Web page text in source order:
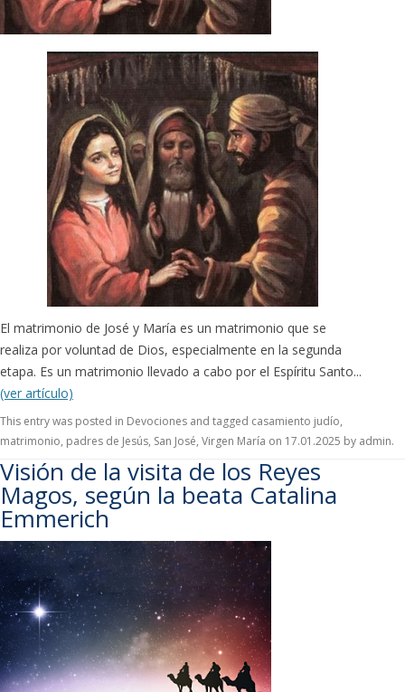
El matrimonio de José y María es un matrimonio que se
realiza por voluntad de Dios, especialmente en la segunda
etapa. Es un matrimonio llevado a cabo por el Espíritu Santo...
(ver artículo)
This entry was posted in Devociones and tagged casamiento judío,
matrimonio, padres de Jesús, San José, Virgen María on 17.01.2025 by admin.
Visión de la visita de los Reyes
Magos, según la beata Catalina
Emmerich